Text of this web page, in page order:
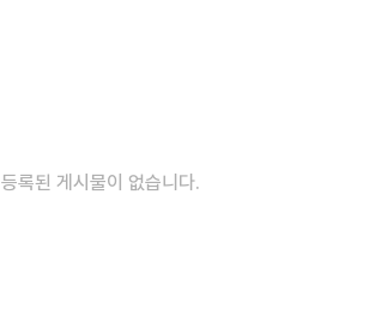
등록된 게시물이 없습니다.